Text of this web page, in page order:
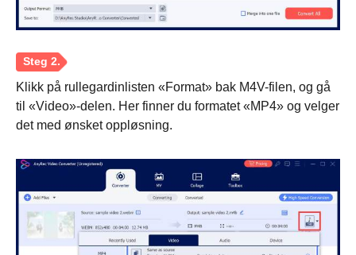
Klikk på rullegardinlisten «Format» bak M4V-filen, og gå
til «Video»-delen. Her finner du formatet «MP4» og velger
det med ønsket oppløsning.